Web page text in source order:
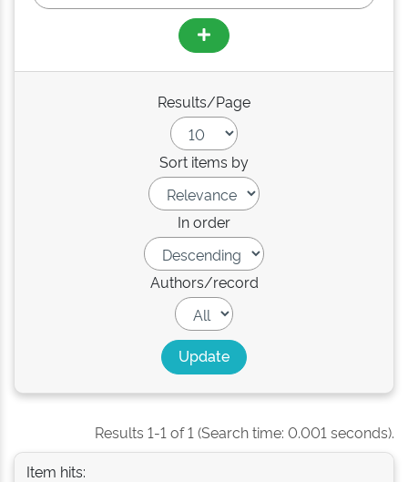
Results/Page
Sort items by
In order
Authors/record
Results 1-1 of 1 (Search time: 0.001 seconds).
Item hits: